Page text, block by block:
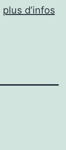
plus d’infos